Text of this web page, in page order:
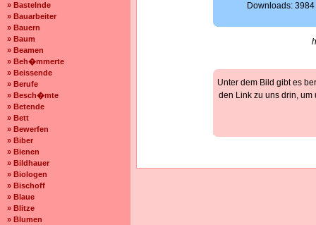
» Bastelnde
» Bauarbeiter
» Bauern
» Baum
» Beamen
» Beh�mmerte
» Beissende
» Berufe
» Besch�mte
» Betende
» Bett
» Bewerfen
» Biber
» Bienen
» Bildhauer
» Biologen
» Bischoff
» Blaue
» Blitze
» Blumen
Downloads: 3984
Unter dem Bild gibt es
den Link zu uns drin,